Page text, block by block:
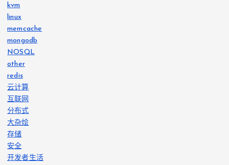
kvm
linux
memcache
mongodb
NOSQL
other
redis
云计算
互联网
分布式
大杂烩
存储
安全
开发者生活